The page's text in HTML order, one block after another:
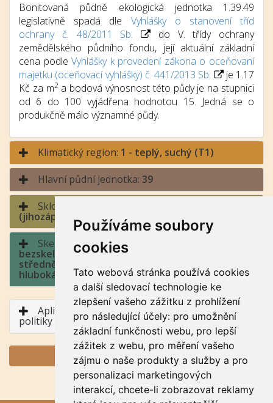
Používáme soubory
cookies
Tato webová stránka používá cookies
a další sledovací technologie ke
zlepšení vašeho zážitku z prohlížení
pro následující účely: pro umožnění
základní funkčnosti webu, pro lepší
zážitek z webu, pro měření vašeho
zájmu o naše produkty a služby a pro
personalizaci marketingových
interakcí, chcete-li zobrazovat reklamy
Bonitovaná půdně ekologická jednotka 1.39.49
legislativně spadá dle Vyhlášky o stanovení tříd
ochrany č. 48/2011 Sb.
do V. třídy ochrany
zemědělského půdního fondu, její aktuální základní
cena podleVyhlášky k provedení zákona o oceňovaní
majetku (oceňovací vyhlášky) č. 441/2013 Sb.
je 1.17
Kč za m2a bodová výnosnost této půdy je na stupnici
od 6 do 100 vyjádřena hodnotou 15. Jedná se o
produkčně málo významné půdy.
Klimatický region: 1 - teplý, suchý (T1)
Hlavní půdní jednotka: 39
Sklonitost a expozice:
(jihozápad až jihovýchod)
Skeletovitost a hloubka půdy:
bezskeletovitá, s příměsí, slabě skeletovitá,
středně skeletovitá, silně skleletovitá / půda
hluboká, půda středně hluboká, půda mělká
Aplikace BPEJ v rámci Společné zemědělské
politiky
GENERUJ PDF